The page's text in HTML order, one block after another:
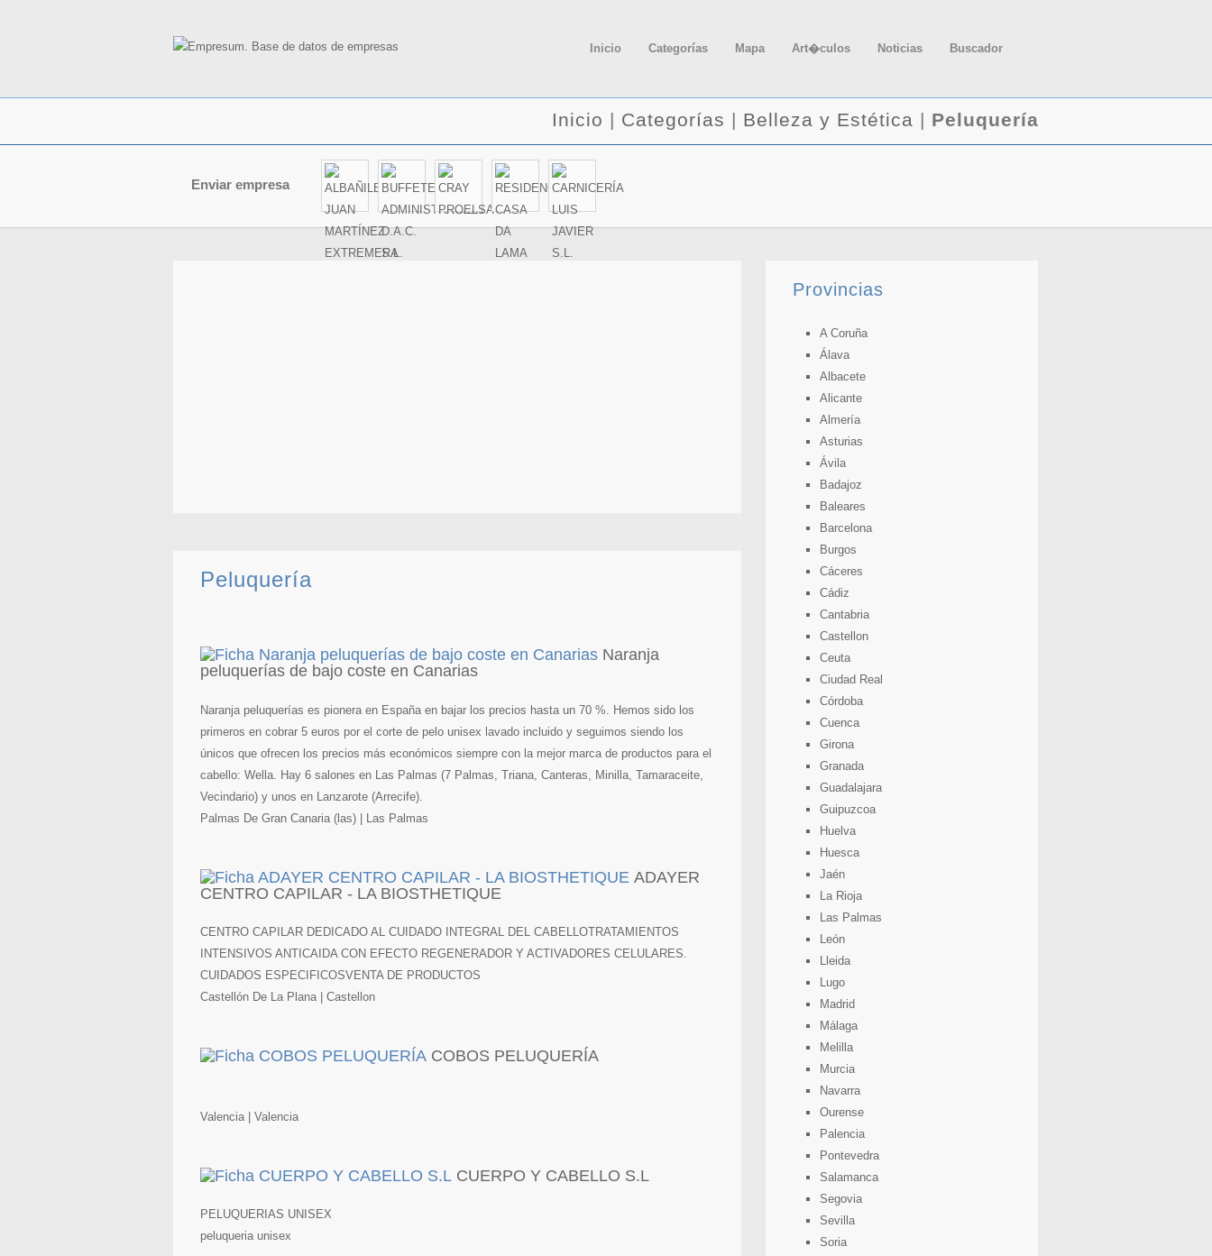
Inicio Categorías Mapa Art�culos Noticias Buscador
Inicio | Categorías | Belleza y Estética | Peluquería
Enviar empresa
Peluquería
Naranja
peluquerías de bajo coste en Canarias
Naranja peluquerías es pionera en España en bajar los precios hasta un 70 %. Hemos sido los
primeros en cobrar 5 euros por el corte de pelo unisex lavado incluido y seguimos siendo los
únicos que ofrecen los precios más económicos siempre con la mejor marca de productos para el
cabello: Wella. Hay 6 salones en Las Palmas (7 Palmas, Triana, Canteras, Minilla, Tamaraceite,
Vecindario) y unos en Lanzarote (Arrecife).
Palmas De Gran Canaria (las) | Las Palmas
ADAYER
CENTRO CAPILAR - LA BIOSTHETIQUE
CENTRO CAPILAR DEDICADO AL CUIDADO INTEGRAL DEL CABELLOTRATAMIENTOS
INTENSIVOS ANTICAIDA CON EFECTO REGENERADOR Y ACTIVADORES CELULARES.
CUIDADOS ESPECIFICOSVENTA DE PRODUCTOS
Castellón De La Plana | Castellon
COBOS PELUQUERÍA
Valencia | Valencia
CUERPO Y CABELLO S.L
PELUQUERIAS UNISEX
peluqueria unisex
Provincias
A Coruña
Álava
Albacete
Alicante
Almería
Asturias
Ávila
Badajoz
Baleares
Barcelona
Burgos
Cáceres
Cádiz
Cantabria
Castellon
Ceuta
Ciudad Real
Córdoba
Cuenca
Girona
Granada
Guadalajara
Guipuzcoa
Huelva
Huesca
Jaén
La Rioja
Las Palmas
León
Lleida
Lugo
Madrid
Málaga
Melilla
Murcia
Navarra
Ourense
Palencia
Pontevedra
Salamanca
Segovia
Sevilla
Soria